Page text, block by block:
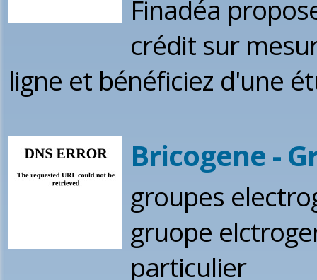
Finadéa
crédit sur
ligne et bénéficiez d'une
Bricogene -
groupes
gruope
particulier